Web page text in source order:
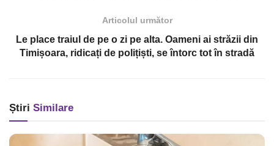
Articolul următor
Le place traiul de pe o zi pe alta. Oameni ai străzii din
Timișoara, ridicați de polițiști, se întorc tot în stradă
Știri Similare